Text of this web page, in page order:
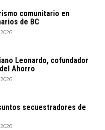
comunitario en
de BC
Leonardo, cofundador
Ahorro
secuestradores de